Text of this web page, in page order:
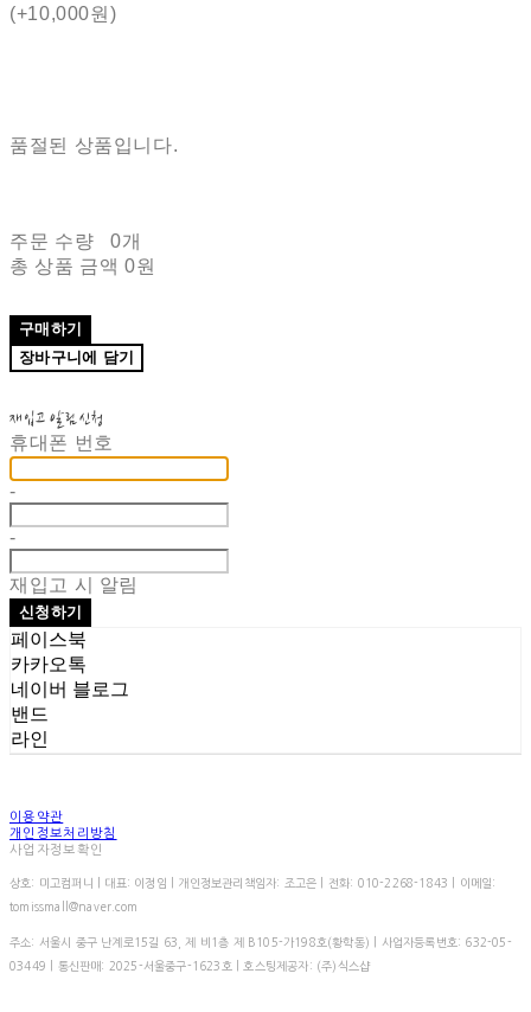
(+10,000원)
품절된 상품입니다.
주문 수량
0개
총 상품 금액 0원
구매하기
장바구니에 담기
재입고 알림 신청
휴대폰 번호
-
-
재입고 시 알림
신청하기
페이스북
카카오톡
네이버 블로그
밴드
라인
이용약관
개인정보처리방침
사업자정보확인
상호: 미고컴퍼니 | 대표: 이정임 | 개인정보관리책임자: 조고은 | 전화: 010-2268-1843 | 이메일:
tomissmall@naver.com
주소: 서울시 중구 난계로15길 63, 제 비1층 제 B105-가198호(황학동) | 사업자등록번호: 632-05-
03449 | 통신판매: 2025-서울중구-1623호 | 호스팅제공자: (주)식스샵